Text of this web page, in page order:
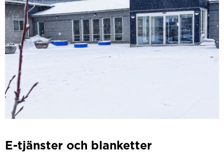
E-tjänster och blanketter